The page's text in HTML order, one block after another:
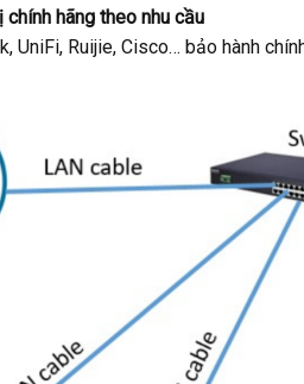
chính hãng theo nhu cầu
UniFi, Ruijie, Cisco… bảo hành